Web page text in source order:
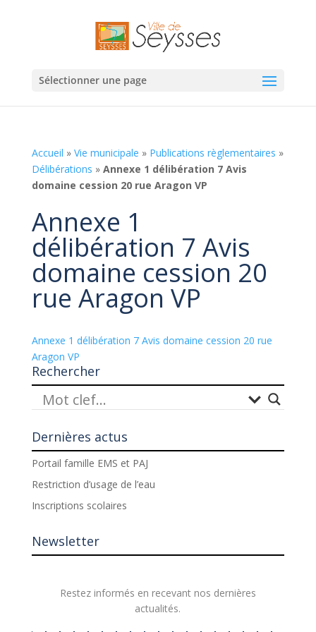
Sélectionner une page
Accueil » Vie municipale » Publications règlementaires »
Délibérations » Annexe 1 délibération 7 Avis
domaine cession 20 rue Aragon VP
Annexe 1
délibération 7 Avis
domaine cession 20
rue Aragon VP
Annexe 1 délibération 7 Avis domaine cession 20 rue
Aragon VP
Rechercher
Dernières actus
Portail famille EMS et PAJ
Restriction d’usage de l’eau
Inscriptions scolaires
Newsletter
Restez informés en recevant nos dernières
actualités.